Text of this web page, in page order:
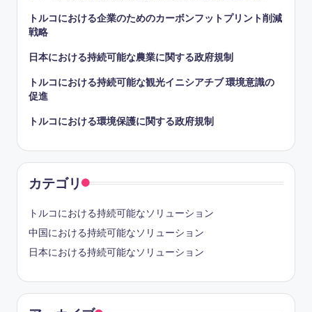
トルコにおける企業のためのカーボンフットプリント削減
戦略
日本における持続可能な農業に関する政府規制
トルコにおける持続可能な観光イニシアチブ 環境意識の
促進
トルコにおける環境保護に関する政府規制
カテゴリ
トルコにおける持続可能なソリューション
中国における持続可能なソリューション
日本における持続可能なソリューション